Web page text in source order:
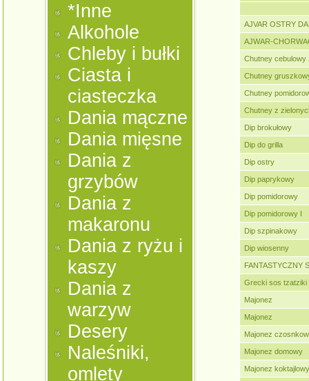
*Inne
Alkohole
Chleby i bułki
Ciasta i
ciasteczka
Dania mączne
Dania mięsne
Dania z
grzybów
Dania z
makaronu
Dania z ryżu i
kaszy
Dania z
warzyw
Desery
Naleśniki,
omlety
AJVAR OSTRY
AJWAR-
Chutney cebulowy
Chutney
Chutney
Chutney z
Dip brokułowy
Dip do grilla
Dip ostry
Dip paprykowy
Dip pomidorowy
Dip pomidorowy I
Dip szpinakowy
Dip wiosenny
FANTASTYCZNY
Grecki sos tzatziki
Majonez
Majonez
Majonez
Majonez domowy
Majonez koktajlowy